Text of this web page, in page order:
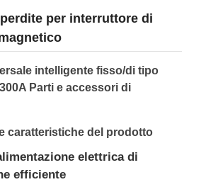
per interruttore di
intelligente fisso/di tipo
Parti e accessori di
caratteristiche del prodotto
elettrica di
efficiente